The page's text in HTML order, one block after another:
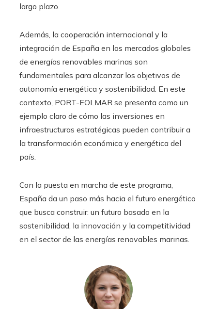
largo plazo.
Además, la cooperación internacional y la
integración de España en los mercados globales
de energías renovables marinas son
fundamentales para alcanzar los objetivos de
autonomía energética y sostenibilidad. En este
contexto, PORT-EOLMAR se presenta como un
ejemplo claro de cómo las inversiones en
infraestructuras estratégicas pueden contribuir a
la transformación económica y energética del
país.
Con la puesta en marcha de este programa,
España da un paso más hacia el futuro energético
que busca construir: un futuro basado en la
sostenibilidad, la innovación y la competitividad
en el sector de las energías renovables marinas.